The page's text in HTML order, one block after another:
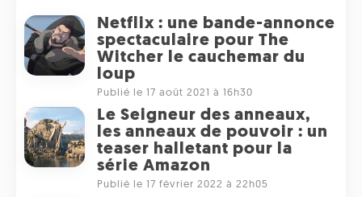
Netflix : une bande-annonce
spectaculaire pour The
Witcher le cauchemar du
loup
Publié le 17 août 2021 à 16h30
Le Seigneur des anneaux,
les anneaux de pouvoir : un
teaser halletant pour la
série Amazon
Publié le 17 février 2022 à 22h05